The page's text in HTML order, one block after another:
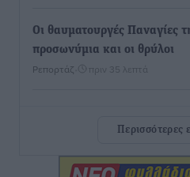
Οι θαυματουργές Παναγίες
προσωνύμια και οι θρύλοι
Ρεπορτάζ πριν 35 λεπτά
αναχωρούν από Πειραιά,
Περισσότερες